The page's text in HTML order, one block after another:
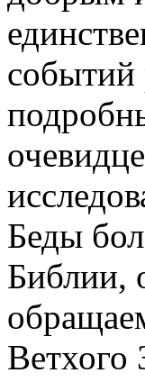
событий
Беды
Библии,
Ветхого